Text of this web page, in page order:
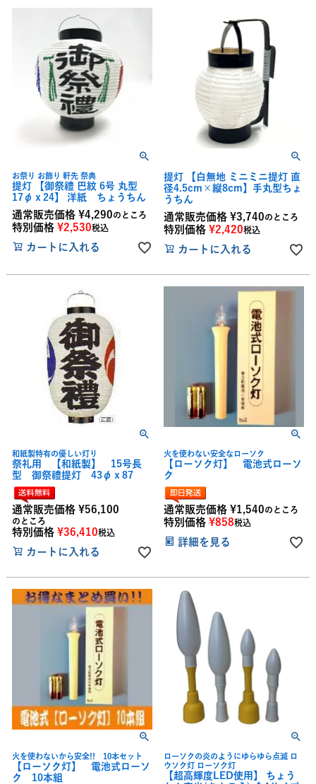
お祭り お飾り 軒先 祭典
提灯 【御祭禮 巴紋 6号 丸型
17φｘ24】 洋紙 ちょうちん
通常販売価格 ¥4,290のところ
特別価格 ¥2,530税込
カートに入れる
提灯 【白無地 ミニミニ提灯 直
径4.5cm×縦8cm】手丸型ちょ
うちん
通常販売価格 ¥3,740のところ
特別価格 ¥2,420税込
カートに入れる
和紙製特有の優しい灯り
祭礼用 【和紙製】 15号長
型 御祭禮提灯 43φｘ87
通常販売価格 ¥56,100
のところ
特別価格 ¥36,410税込
カートに入れる
火を使わない安全なローソク
【ローソク灯】 電池式ローソ
ク
通常販売価格 ¥1,540のところ
特別価格 ¥858税込
詳細を見る
火を使わないから安全!! 10本セット
【ローソク灯】 電池式ローソ
ク 10本組
ローソクの炎のようにゆらゆら点滅 ロ
ウソク灯 ローソク灯
【超高輝度LED使用】 ちょう